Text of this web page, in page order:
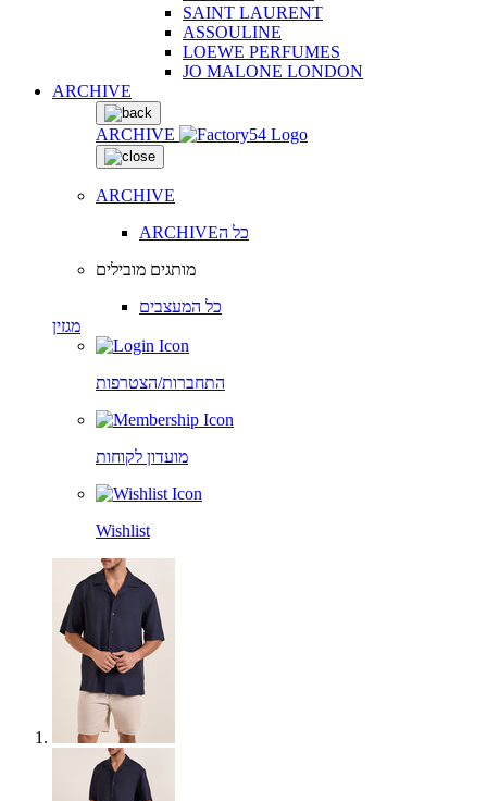
SAINT LAURENT
ASSOULINE
LOEWE PERFUMES
JO MALONE LONDON
ARCHIVE
ARCHIVE
ARCHIVE
ARCHIVEכל ה
מותגים מובילים
כל המעצבים
מגזין
התחברות/הצטרפות
מועדון לקוחות
Wishlist